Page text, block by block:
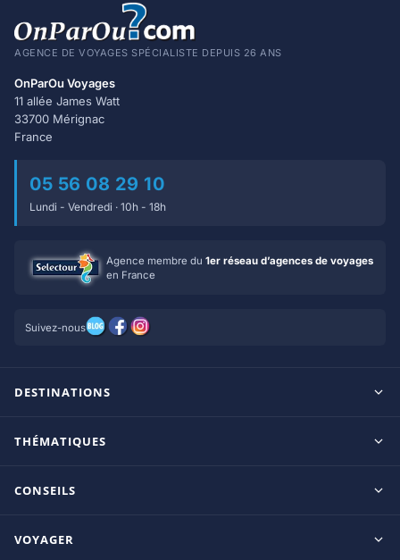
AGENCE DE VOYAGES SPÉCIALISTE DEPUIS 26 ANS
OnParOu Voyages
11 allée James Watt
33700 Mérignac
France
05 56 08 29 10
Lundi - Vendredi · 10h - 18h
Agence membre du 1er réseau d’agences de voyages
en France
Suivez-nous
DESTINATIONS
Ile Maurice
République Dominicaine
THÉMATIQUES
Adultes uniquement
CONSEILS
VOYAGER